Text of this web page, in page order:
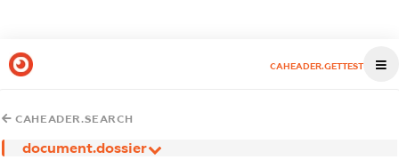
CAHEADER.GETTEST
CAHEADER.SEARCH
document.dossier